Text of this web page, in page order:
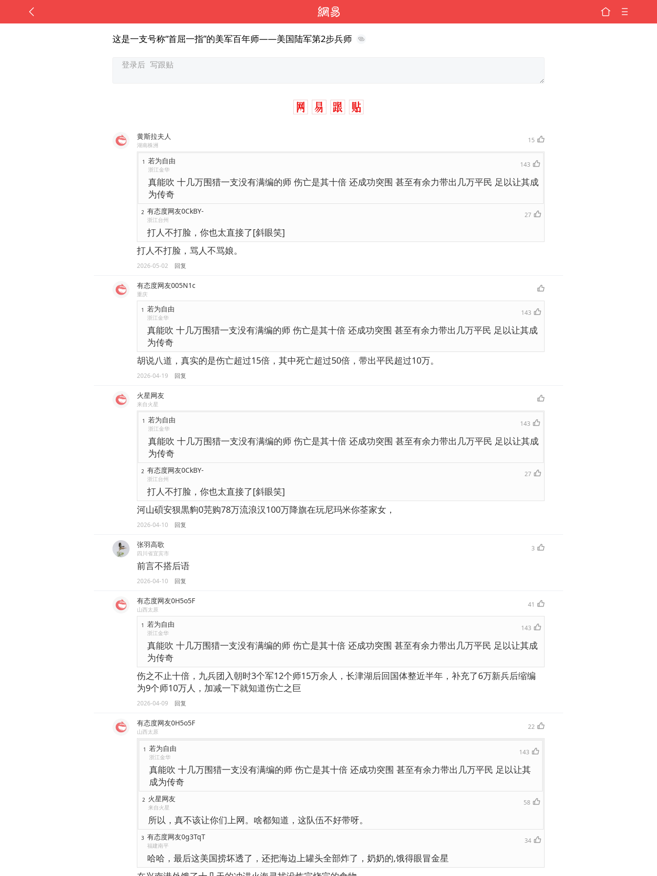
这是一支号称“首屈一指”的美军百年师——美国陆军第2步兵师
黄斯拉夫人
湖南株洲
15
1 若为自由
浙江金华
143
真能吹 十几万围猎一支没有满编的师 伤亡是其十倍 还成功突围 甚至有余力带出几万平民 足以让其成
为传奇
2 有态度网友0CkBY-
浙江台州
27
打人不打脸，你也太直接了[斜眼笑]
打人不打脸，骂人不骂娘。
2026-05-02 回复
有态度网友005N1c
重庆
1 若为自由
浙江金华
143
真能吹 十几万围猎一支没有满编的师 伤亡是其十倍 还成功突围 甚至有余力带出几万平民 足以让其成
为传奇
胡说八道，真实的是伤亡超过15倍，其中死亡超过50倍，带出平民超过10万。
2026-04-19 回复
火星网友
来自火星
1 若为自由
浙江金华
143
真能吹 十几万围猎一支没有满编的师 伤亡是其十倍 还成功突围 甚至有余力带出几万平民 足以让其成
为传奇
2 有态度网友0CkBY-
浙江台州
27
打人不打脸，你也太直接了[斜眼笑]
河山碩安狈黒豿0芫购78万流浪汉100万降旗在玩尼玛米你荃家女，
2026-04-10 回复
张羽高歌
四川省宜宾市
3
前言不搭后语
2026-04-10 回复
有态度网友0H5o5F
山西太原
41
1 若为自由
浙江金华
143
真能吹 十几万围猎一支没有满编的师 伤亡是其十倍 还成功突围 甚至有余力带出几万平民 足以让其成
为传奇
伤之不止十倍，九兵团入朝时3个军12个师15万余人，长津湖后回国体整近半年，补充了6万新兵后缩编
为9个师10万人，加减一下就知道伤亡之巨
2026-04-09 回复
有态度网友0H5o5F
山西太原
22
1 若为自由
浙江金华
143
真能吹 十几万围猎一支没有满编的师 伤亡是其十倍 还成功突围 甚至有余力带出几万平民 足以让其
成为传奇
2 火星网友
来自火星
58
所以，真不该让你们上网。啥都知道，这队伍不好带呀。
3 有态度网友0g3TqT
福建南平
34
哈哈，最后这美国捞坏透了，还把海边上罐头全部炸了，奶奶的,饿得眼冒金星